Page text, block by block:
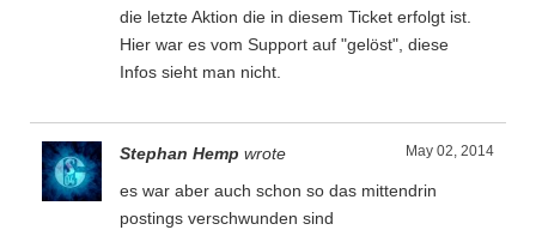
die letzte Aktion die in diesem Ticket erfolgt ist.
Hier war es vom Support auf "gelöst", diese
Infos sieht man nicht.
May 02, 2014
Stephan Hemp wrote
es war aber auch schon so das mittendrin
postings verschwunden sind